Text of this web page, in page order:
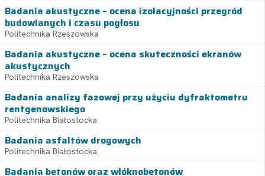
Badania akustyczne – ocena izolacyjności przegród
budowlanych i czasu pogłosu
Politechnika Rzeszowska
Badania akustyczne – ocena skuteczności ekranów
akustycznych
Politechnika Rzeszowska
Badania analizy fazowej przy użyciu dyfraktometru
rentgenowskiego
Politechnika Białostocka
Badania asfaltów drogowych
Politechnika Białostocka
Badania betonów oraz włóknobetonów